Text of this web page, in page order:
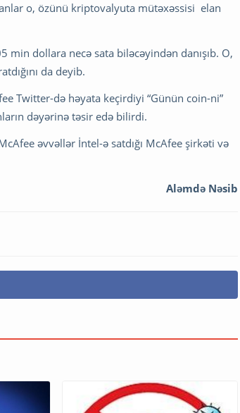
o, özünü kriptovalyuta mütəxəssisi elan
dollara necə sata biləcəyindən danışıb. O,
da deyib.
Twitter-də həyata keçirdiyi “Günün coin-ni”
dəyərinə təsir edə bilirdi.
əvvəllər İntel-ə satdığı McAfee şirkəti və
Aləmdə Nəsib